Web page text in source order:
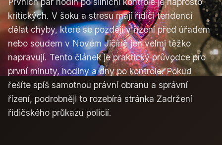
kritických. V šoku a stresu mají řidiči tendenci
dělat chyby, které se později v řízení před úřadem
nebo soudem v Novém Jičíně jen velmi těžko
napravují. Tento článek je praktický průvodce pro
první minuty, hodiny a dny po kontrole. Pokud
řešíte spíš samotnou právní obranu a správní
řízení, podrobněji to rozebírá stránka Zadržení
řidičského průkazu policií.